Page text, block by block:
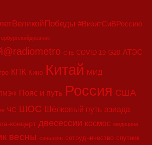
#ВизитСиВРоссию
CIIE COVID-19 G20 АТЭС
КПК Кино Китай МИД
Пояс и путь Россия США
ЧС ШОС Шёлковый путь азиада
концерт двесессии космос медицина
весны синьцзян сотрудничество спутник